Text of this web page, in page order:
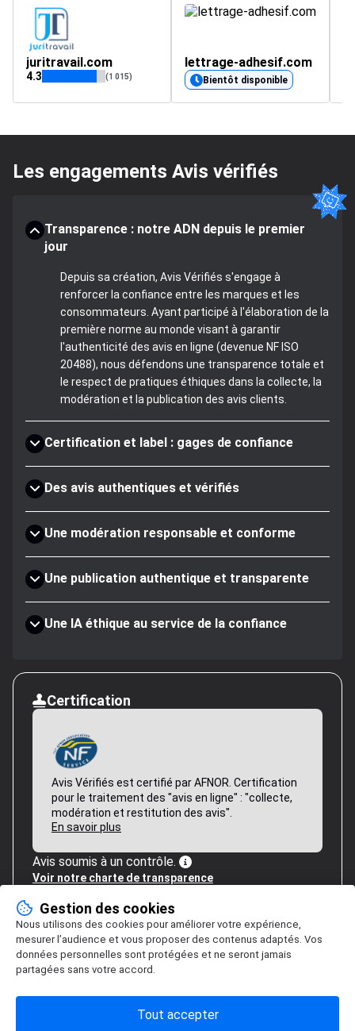
juritravail.com
4.3 (1 015)
lettrage-adhesif.com
Bientôt disponible
Les engagements Avis vérifiés
Transparence : notre ADN depuis le premier
jour
Depuis sa création, Avis Vérifiés s'engage à
renforcer la confiance entre les marques et les
consommateurs. Ayant participé à l'élaboration de la
première norme au monde visant à garantir
l'authenticité des avis en ligne (devenue NF ISO
20488), nous défendons une transparence totale et
le respect de pratiques éthiques dans la collecte, la
modération et la publication des avis clients.
Certification et label : gages de confiance
Des avis authentiques et vérifiés
Une modération responsable et conforme
Une publication authentique et transparente
Une IA éthique au service de la confiance
Certification
Avis Vérifiés est certifié par AFNOR. Certification
pour le traitement des "avis en ligne" : "collecte,
modération et restitution des avis".
En savoir plus
Avis soumis à un contrôle.
Voir notre charte de transparence
Gestion des cookies
Nous utilisons des cookies pour améliorer votre expérience,
mesurer l’audience et vous proposer des contenus adaptés. Vos
données personnelles sont protégées et ne seront jamais
partagées sans votre accord.
Tout accepter